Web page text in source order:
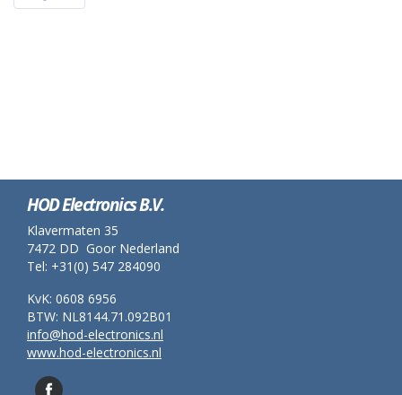
HOD Electronics B.V.
Klavermaten 35
7472 DD Goor Nederland
Tel: +31(0) 547 284090
KvK: 0608 6956
BTW: NL8144.71.092B01
info@hod-electronics.nl
www.hod-electronics.nl